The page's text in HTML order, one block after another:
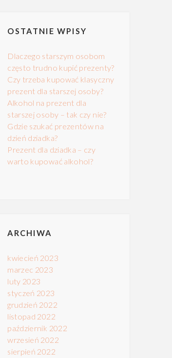
OSTATNIE WPISY
Dlaczego starszym osobom
często trudno kupić prezenty?
Czy trzeba kupować klasyczny
prezent dla starszej osoby?
Alkohol na prezent dla
starszej osoby – tak czy nie?
Gdzie szukać prezentów na
dzień dziadka?
Prezent dla dziadka – czy
warto kupować alkohol?
ARCHIWA
kwiecień 2023
marzec 2023
luty 2023
styczeń 2023
grudzień 2022
listopad 2022
październik 2022
wrzesień 2022
sierpień 2022